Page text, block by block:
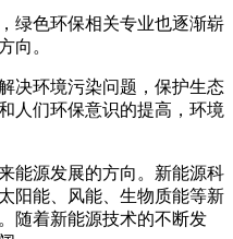
绿色环保相关专业也逐渐崭
向。
决环境污染问题，保护生态
人们环保意识的提高，环境
能源发展的方向。新能源科
阳能、风能、生物质能等新
随着新能源技术的不断发